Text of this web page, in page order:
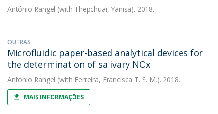
António Rangel (with Thepchuai, Yanisa). 2018.
OUTRAS
Microfluidic paper-based analytical devices for
the determination of salivary NOx
António Rangel (with Ferreira, Francisca T. S. M.). 2018.
MAIS INFORMAÇÕES